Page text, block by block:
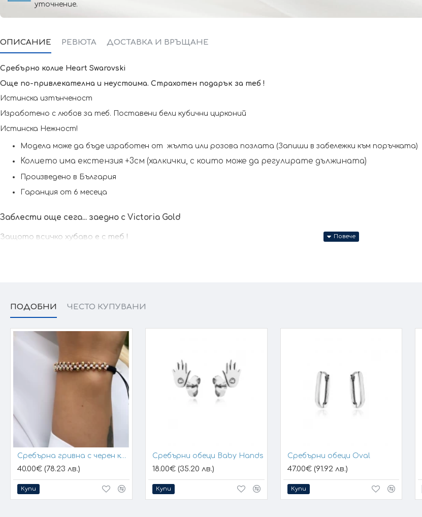
уточнение.
ОПИСАНИЕ РЕВЮТА ДОСТАВКА И ВРЪЩАНЕ
Сребърнo колие Heart Swarovski
Още по-привлекателна и неустоима. Страхотен подарък за теб !
Истинска изтънченост
Изработено с любов за теб. Поставени бели кубични цирконий
Истинска Нежност!
Модела може да бъде изработен от  жълта или розова позлата (Запиши в забележки към поръчката)
Koлието има екстензия +3см (халкички, с които може да регулирате дължината)
Произведено в България
Гаранция от 6 месеца
Заблести още сега... заедно с Victoria Gold
Защото всичко хубаво е с теб !
ПОДОБНИ ЧЕСТО КУПУВАНИ
Сребърна гривна с черен конец и позлатени топчета
40.00€ (78.23 лв.)
Купи
Сребърни обеци Baby Hands
18.00€ (35.20 лв.)
Купи
Сребърни обеци Oval
47.00€ (91.92 лв.)
Купи